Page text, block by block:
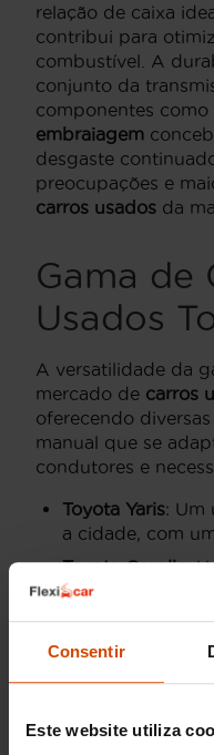
Consentir
Este website utiliza
relação de caixa
contribui para
combustível. A
conjunto da
componentes como
embraiagem
desgaste
preocupações e
carros usados da
Gama de
Usados
A versatilidade da
mercado de carros
oferecendo
manual que se
condutores e
Toyota Yaris: Um
a cidade, com
Toyota Corolla:
vendidos
uma